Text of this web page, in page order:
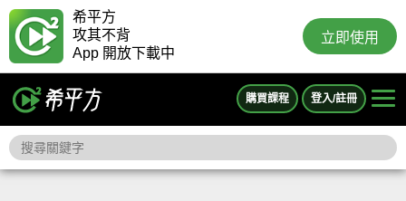
希平方
攻其不背
App 開放下載中
立即使用
購買課程 登入/註冊